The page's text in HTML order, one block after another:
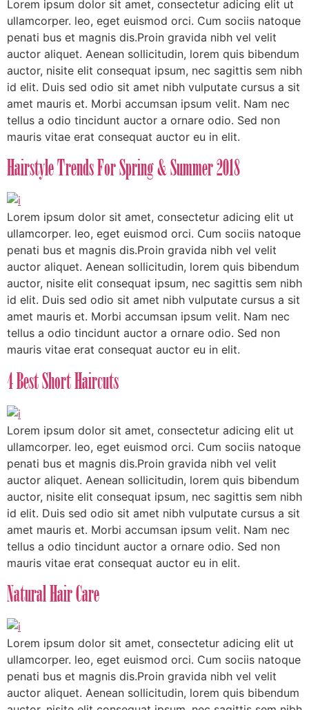
Lorem ipsum dolor sit amet, consectetur adicing elit ut
ullamcorper. leo, eget euismod orci. Cum sociis natoque
penati bus et magnis dis.Proin gravida nibh vel velit
auctor aliquet. Aenean sollicitudin, lorem quis bibendum
auctor, nisite elit consequat ipsum, nec sagittis sem nibh
id elit. Duis sed odio sit amet nibh vulputate cursus a sit
amet mauris et. Morbi accumsan ipsum velit. Nam nec
tellus a odio tincidunt auctor a ornare odio. Sed non
mauris vitae erat consequat auctor eu in elit.
Hairstyle Trends For Spring & Summer 2018
Lorem ipsum dolor sit amet, consectetur adicing elit ut
ullamcorper. leo, eget euismod orci. Cum sociis natoque
penati bus et magnis dis.Proin gravida nibh vel velit
auctor aliquet. Aenean sollicitudin, lorem quis bibendum
auctor, nisite elit consequat ipsum, nec sagittis sem nibh
id elit. Duis sed odio sit amet nibh vulputate cursus a sit
amet mauris et. Morbi accumsan ipsum velit. Nam nec
tellus a odio tincidunt auctor a ornare odio. Sed non
mauris vitae erat consequat auctor eu in elit.
4 Best Short Haircuts
Lorem ipsum dolor sit amet, consectetur adicing elit ut
ullamcorper. leo, eget euismod orci. Cum sociis natoque
penati bus et magnis dis.Proin gravida nibh vel velit
auctor aliquet. Aenean sollicitudin, lorem quis bibendum
auctor, nisite elit consequat ipsum, nec sagittis sem nibh
id elit. Duis sed odio sit amet nibh vulputate cursus a sit
amet mauris et. Morbi accumsan ipsum velit. Nam nec
tellus a odio tincidunt auctor a ornare odio. Sed non
mauris vitae erat consequat auctor eu in elit.
Natural Hair Care
Lorem ipsum dolor sit amet, consectetur adicing elit ut
ullamcorper. leo, eget euismod orci. Cum sociis natoque
penati bus et magnis dis.Proin gravida nibh vel velit
auctor aliquet. Aenean sollicitudin, lorem quis bibendum